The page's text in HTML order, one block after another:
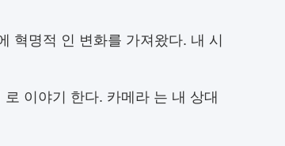
혁명적 인 변화를 가져왔다. 내 시
이야기 한다. 카메라 는 내 상대